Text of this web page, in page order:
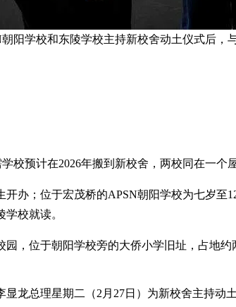
阳学校和东陵学校主持新校舍动土仪式后
校预计在2026年搬到新校舍，两校同在一个
开办；位于宏茂桥的APSN朝阳学校为七岁
校就读。
园，位于朝阳学校旁的大侨小学旧址，占地
显龙总理星期二（2月27日）为新校舍主持